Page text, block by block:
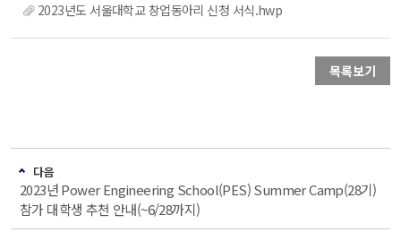
2023년도 서울대학교 창업동아리 신청 서식.hwp
목록보기
다음
2023년 Power Engineering School(PES) Summer Camp(28기)
참가 대학생 추천 안내(~6/28까지)